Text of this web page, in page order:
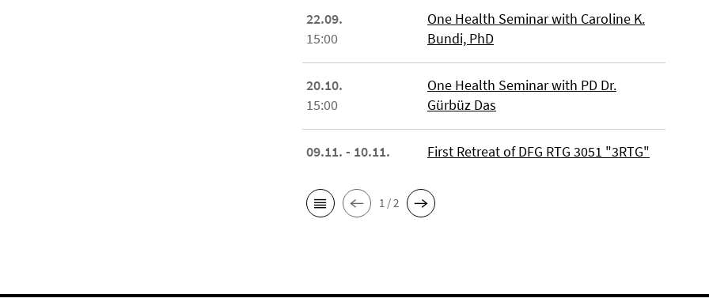
22.09.
15:00
One Health Seminar with Caroline K.
Bundi, PhD
20.10.
15:00
One Health Seminar with PD Dr.
Gürbüz Das
09.11. - 10.11. First Retreat of DFG RTG 3051 "3RTG"
1 / 2